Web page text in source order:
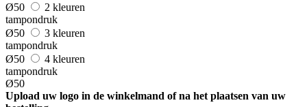
Ø50
2 kleuren
tampondruk
Ø50
3 kleuren
tampondruk
Ø50
4 kleuren
tampondruk
Ø50
Upload uw logo in de winkelmand of na het plaatsen van uw